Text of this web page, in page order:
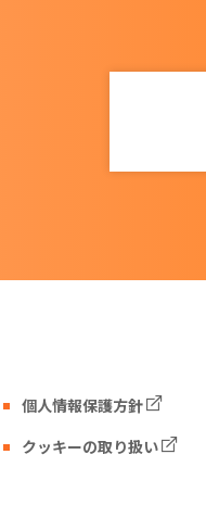
個人情報保護方針
クッキーの取り扱い